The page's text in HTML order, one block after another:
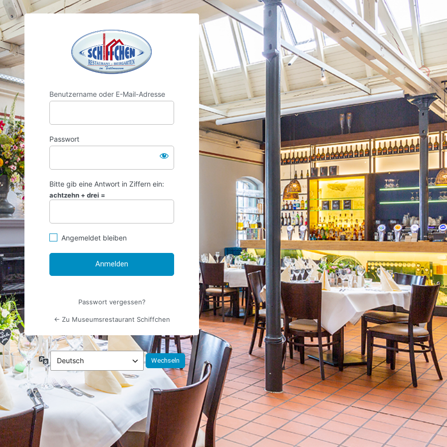
https://www.schiffchen-bocholt.de
Benutzername oder E-Mail-Adresse
Passwort
Bitte gib eine Antwort in Ziffern ein:
achtzehn + drei =
Angemeldet bleiben
Passwort vergessen?
← Zu Museumsrestaurant Schiffchen
Sprache